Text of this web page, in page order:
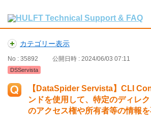
カテゴリー表示
No : 35892 公開日時 : 2024/06/03 07:11
DSServista
【DataSpider Servista】CLI
ンドを使用して、特定のディレ
のアクセス権や所有者等の情報